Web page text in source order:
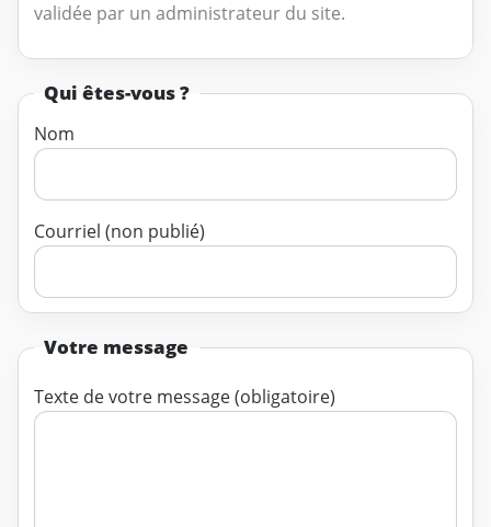
validée par un administrateur du site.
Qui êtes-vous ?
Nom
Courriel (non publié)
Votre message
Texte de votre message (obligatoire)